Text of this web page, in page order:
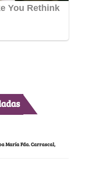
María Fda. Carrascal,